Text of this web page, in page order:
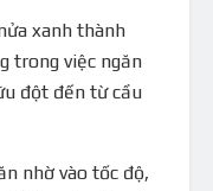
xanh thành
trong việc ngăn
đột đến từ cầu
nhờ vào tốc độ,